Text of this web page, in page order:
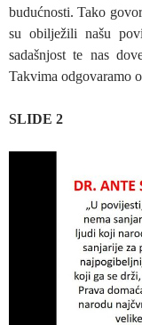
budućnosti. Tako
su obilježili našu
sadašnjost te nas
Takvima odgovaramo
SLIDE 2